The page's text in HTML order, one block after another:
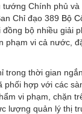
Chính phủ và
Chỉ đạo 389 Bộ
bộ nhiều giải
phạm vi cả nước,
trong thời gian
phối hợp với các
vi phạm, chặn
lượng quản lý thị